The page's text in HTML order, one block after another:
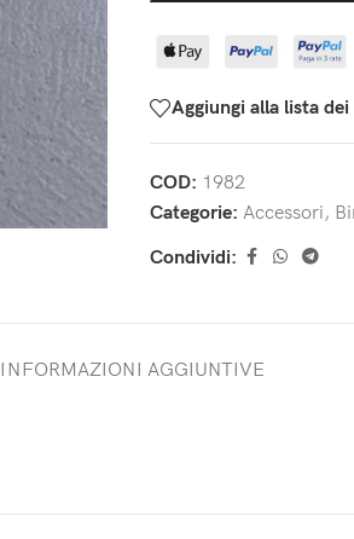
Aggiungi alla lista dei
COD: 1982
Categorie: Accessori,
Condividi:
INFORMAZIONI AGGIUNTIVE